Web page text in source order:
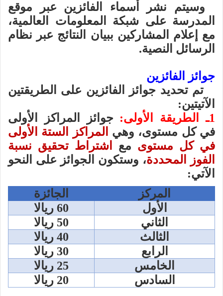
وسيتم نشر أسماء الفائزين عبر موقع
المدرسة على شبكة المعلومات العالمية،
مع إعلام المشاركين ببيان النتائج عبر نظام
الرسائل النصية.
جوائز الفائزين
تم تحديد جوائز الفائزين على الطريقتين
الآتيتين:
1ـ الطريقة الأولى:
جوائز المراكز الأولى
في كل مستوى، وهي
المراكز الستة الأولى
في كل مستوى مع
اشتراط تحقيق نسبة
الفوز المحددة، وستكون الجوائز على النحو
الآتي:
المركز
الجائزة
الأول
60 ريالا
الثاني
50 ريالا
الثالث
40 ريالا
الرابع
30 ريالا
الخامس
25 ريالا
السادس
20 ريالا